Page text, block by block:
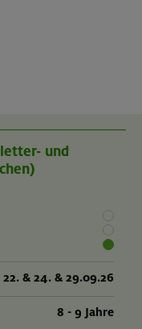
und
22. & 24. & 29.09.26
8 - 9 Jahre